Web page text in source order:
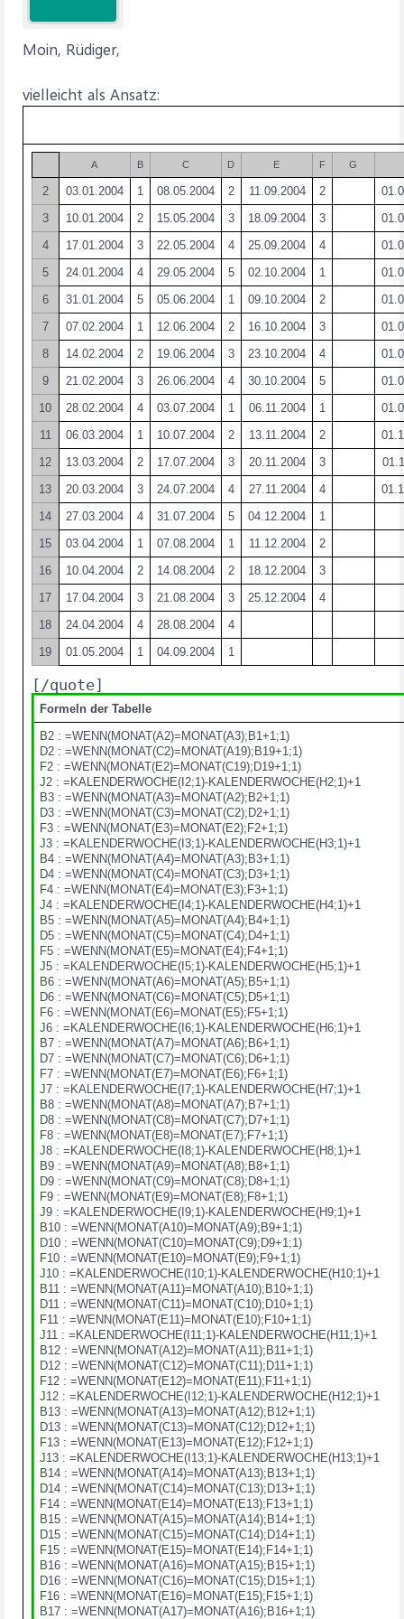
Moin, Rüdiger,
vielleicht als Ansatz:
A B C D E F G
2 03.01.2004 1 08.05.2004 2 11.09.2004 2
3
10.01.2004 2 15.05.2004 3 18.09.2004 3
4
17.01.2004 3 22.05.2004 4 25.09.2004 4
5
24.01.2004 4 29.05.2004 5 02.10.2004 1
6
31.01.2004 5 05.06.2004 1 09.10.2004 2
7
07.02.2004 1 12.06.2004 2 16.10.2004 3
8
14.02.2004 2 19.06.2004 3 23.10.2004 4
9
21.02.2004 3 26.06.2004 4 30.10.2004 5
10
28.02.2004 4 03.07.2004 1 06.11.2004 1
11
06.03.2004 1 10.07.2004 2 13.11.2004 2
12
13.03.2004 2 17.07.2004 3 20.11.2004 3
13
20.03.2004 3 24.07.2004 4 27.11.2004 4
14
27.03.2004 4 31.07.2004 5 04.12.2004
1
15
03.04.2004 1 07.08.2004 1 11.12.2004
2
16
10.04.2004 2 14.08.2004 2 18.12.2004
3
17
17.04.2004 3 21.08.2004 3 25.12.2004
4
18
24.04.2004 4 28.08.2004
4
19
01.05.2004 1 04.09.2004 1
[/quote]
Formeln der Tabelle
B2 : =WENN(MONAT(A2)=MONAT(A3);B1+1;1)
D2 : =WENN(MONAT(C2)=MONAT(A19);B19+1;1)
F2 : =WENN(MONAT(E2)=MONAT(C19);D19+1;1)
J2 : =KALENDERWOCHE(I2;1)-KALENDERWOCHE(H2;1)+1
B3 : =WENN(MONAT(A3)=MONAT(A2);B2+1;1)
D3 : =WENN(MONAT(C3)=MONAT(C2);D2+1;1)
F3 : =WENN(MONAT(E3)=MONAT(E2);F2+1;1)
J3 : =KALENDERWOCHE(I3;1)-KALENDERWOCHE(H3;1)+1
B4 : =WENN(MONAT(A4)=MONAT(A3);B3+1;1)
D4 : =WENN(MONAT(C4)=MONAT(C3);D3+1;1)
F4 : =WENN(MONAT(E4)=MONAT(E3);F3+1;1)
J4 : =KALENDERWOCHE(I4;1)-KALENDERWOCHE(H4;1)+1
B5 : =WENN(MONAT(A5)=MONAT(A4);B4+1;1)
D5 : =WENN(MONAT(C5)=MONAT(C4);D4+1;1)
F5 : =WENN(MONAT(E5)=MONAT(E4);F4+1;1)
J5 : =KALENDERWOCHE(I5;1)-KALENDERWOCHE(H5;1)+1
B6 : =WENN(MONAT(A6)=MONAT(A5);B5+1;1)
D6 : =WENN(MONAT(C6)=MONAT(C5);D5+1;1)
F6 : =WENN(MONAT(E6)=MONAT(E5);F5+1;1)
J6 : =KALENDERWOCHE(I6;1)-KALENDERWOCHE(H6;1)+1
B7 : =WENN(MONAT(A7)=MONAT(A6);B6+1;1)
D7 : =WENN(MONAT(C7)=MONAT(C6);D6+1;1)
F7 : =WENN(MONAT(E7)=MONAT(E6);F6+1;1)
J7 : =KALENDERWOCHE(I7;1)-KALENDERWOCHE(H7;1)+1
B8 : =WENN(MONAT(A8)=MONAT(A7);B7+1;1)
D8 : =WENN(MONAT(C8)=MONAT(C7);D7+1;1)
F8 : =WENN(MONAT(E8)=MONAT(E7);F7+1;1)
J8 : =KALENDERWOCHE(I8;1)-KALENDERWOCHE(H8;1)+1
B9 : =WENN(MONAT(A9)=MONAT(A8);B8+1;1)
D9 : =WENN(MONAT(C9)=MONAT(C8);D8+1;1)
F9 : =WENN(MONAT(E9)=MONAT(E8);F8+1;1)
J9 : =KALENDERWOCHE(I9;1)-KALENDERWOCHE(H9;1)+1
B10 : =WENN(MONAT(A10)=MONAT(A9);B9+1;1)
D10 : =WENN(MONAT(C10)=MONAT(C9);D9+1;1)
F10 : =WENN(MONAT(E10)=MONAT(E9);F9+1;1)
J10 : =KALENDERWOCHE(I10;1)-KALENDERWOCHE(H10;1)+1
B11 : =WENN(MONAT(A11)=MONAT(A10);B10+1;1)
D11 : =WENN(MONAT(C11)=MONAT(C10);D10+1;1)
F11 : =WENN(MONAT(E11)=MONAT(E10);F10+1;1)
J11 : =KALENDERWOCHE(I11;1)-KALENDERWOCHE(H11;1)+1
B12 : =WENN(MONAT(A12)=MONAT(A11);B11+1;1)
D12 : =WENN(MONAT(C12)=MONAT(C11);D11+1;1)
F12 : =WENN(MONAT(E12)=MONAT(E11);F11+1;1)
J12 : =KALENDERWOCHE(I12;1)-KALENDERWOCHE(H12;1)+1
B13 : =WENN(MONAT(A13)=MONAT(A12);B12+1;1)
D13 : =WENN(MONAT(C13)=MONAT(C12);D12+1;1)
F13 : =WENN(MONAT(E13)=MONAT(E12);F12+1;1)
J13 : =KALENDERWOCHE(I13;1)-KALENDERWOCHE(H13;1)+1
B14 : =WENN(MONAT(A14)=MONAT(A13);B13+1;1)
D14 : =WENN(MONAT(C14)=MONAT(C13);D13+1;1)
F14 : =WENN(MONAT(E14)=MONAT(E13);F13+1;1)
B15 : =WENN(MONAT(A15)=MONAT(A14);B14+1;1)
D15 : =WENN(MONAT(C15)=MONAT(C14);D14+1;1)
F15 : =WENN(MONAT(E15)=MONAT(E14);F14+1;1)
B16 : =WENN(MONAT(A16)=MONAT(A15);B15+1;1)
D16 : =WENN(MONAT(C16)=MONAT(C15);D15+1;1)
F16 : =WENN(MONAT(E16)=MONAT(E15);F15+1;1)
B17 : =WENN(MONAT(A17)=MONAT(A16);B16+1;1)